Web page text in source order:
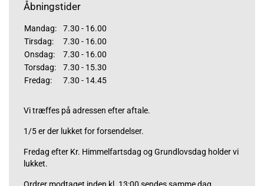
Åbningstider
Mandag:
7.30 - 16.00
Tirsdag:
7.30 - 16.00
Onsdag:
7.30 - 16.00
Torsdag:
7.30 - 15.30
Fredag:
7.30 - 14.45
Vi træffes på adressen efter aftale.
1/5 er der lukket for forsendelser.
Fredag efter Kr. Himmelfartsdag og Grundlovsdag holder vi
lukket.